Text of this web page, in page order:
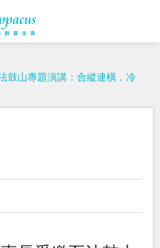
鼓山專題演講：合縱連橫，冷